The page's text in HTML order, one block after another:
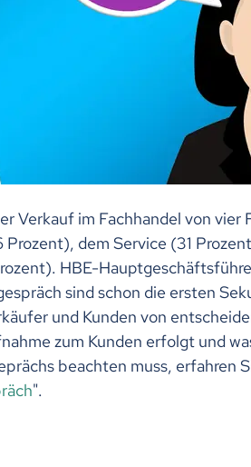
Verkauf im Fachhandel von
dem Service (31
HBE-
sind schon die ersten
und Kunden von
zum Kunden erfolgt und
beachten muss, erfahren
".